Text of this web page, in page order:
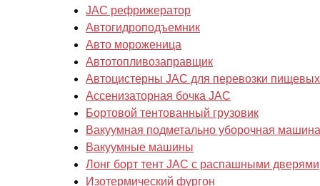
JAC рефрижератор
Автогидроподъемник
Авто мороженица
Автотопливозаправщик
Автоцистерны JAC для перевозки
Ассенизаторная бочка JAC
Бортовой тентованный грузовик
Вакуумная подметально уборочная
Вакуумные машины
Лонг борт тент JAC с распашными дверями
Изотермический фургон